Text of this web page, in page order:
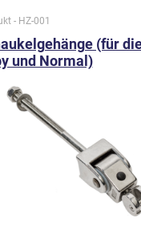
- HZ-001
(für
und Normal)